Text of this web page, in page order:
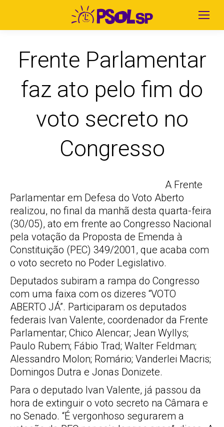
Frente Parlamentar
faz ato pelo fim do
voto secreto no
Congresso
A Frente
Parlamentar em Defesa do Voto Aberto
realizou, no final da manhã desta quarta-feira
(30/05), ato em frente ao Congresso Nacional
pela votação da Proposta de Emenda à
Constituição (PEC) 349/2001, que acaba com
o voto secreto no Poder Legislativo.
Deputados subiram a rampa do Congresso
com uma faixa com os dizeres “VOTO
ABERTO JÁ”. Participaram os deputados
federais Ivan Valente, coordenador da Frente
Parlamentar; Chico Alencar; Jean Wyllys;
Paulo Rubem; Fábio Trad; Walter Feldman;
Alessandro Molon; Romário; Vanderlei Macris;
Domingos Dutra e Jonas Donizete.
Para o deputado Ivan Valente, já passou da
hora de extinguir o voto secreto na Câmara e
no Senado. “É vergonhoso segurarem a